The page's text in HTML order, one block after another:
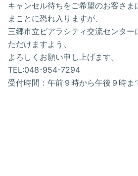
キャンセル待ちをご希望のお客さま
まことに恐れ入りますが、
三郷市立ピアラシティ交流センター
ただけますよう、
よろしくお願い申し上げます。
TEL:048-954-7294
受付時間：午前９時から午後９時ま